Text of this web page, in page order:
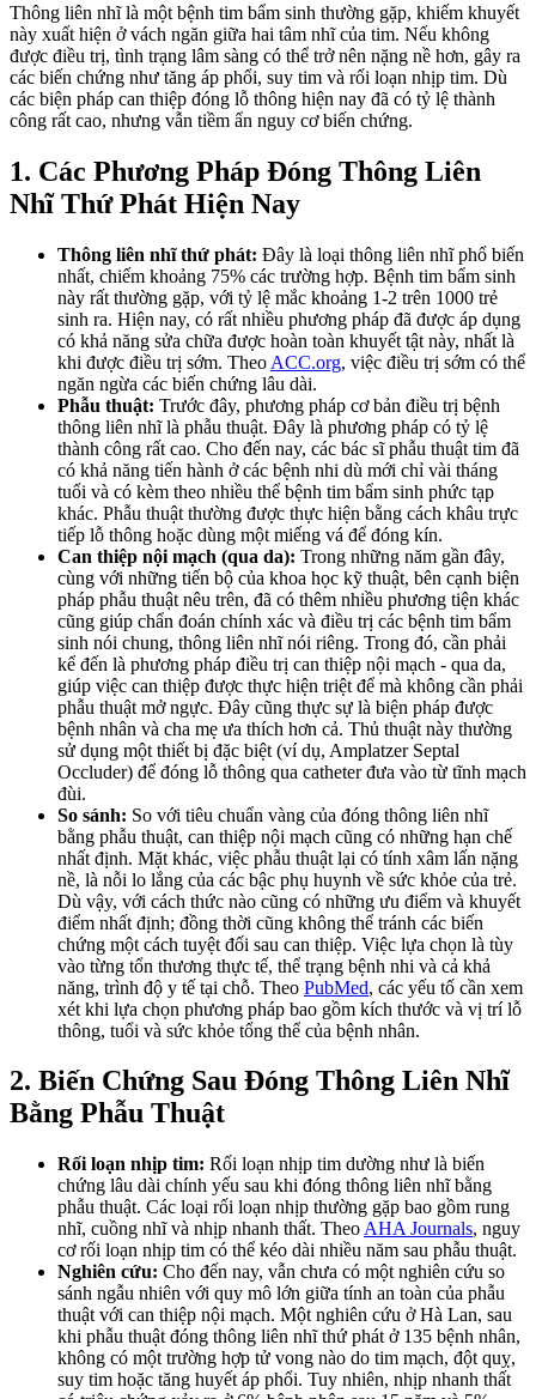
Thông liên nhĩ là một bệnh tim bẩm sinh thường gặp, khiếm khuyết
này xuất hiện ở vách ngăn giữa hai tâm nhĩ của tim. Nếu không
được điều trị, tình trạng lâm sàng có thể trở nên nặng nề hơn, gây ra
các biến chứng như tăng áp phổi, suy tim và rối loạn nhịp tim. Dù
các biện pháp can thiệp đóng lỗ thông hiện nay đã có tỷ lệ thành
công rất cao, nhưng vẫn tiềm ẩn nguy cơ biến chứng.
1. Các Phương Pháp Đóng Thông Liên
Nhĩ Thứ Phát Hiện Nay
Thông liên nhĩ thứ phát: Đây là loại thông liên nhĩ phổ biến
nhất, chiếm khoảng 75% các trường hợp. Bệnh tim bẩm sinh
này rất thường gặp, với tỷ lệ mắc khoảng 1-2 trên 1000 trẻ
sinh ra. Hiện nay, có rất nhiều phương pháp đã được áp dụng
có khả năng sửa chữa được hoàn toàn khuyết tật này, nhất là
khi được điều trị sớm. Theo ACC.org, việc điều trị sớm có thể
ngăn ngừa các biến chứng lâu dài.
Phẫu thuật: Trước đây, phương pháp cơ bản điều trị bệnh
thông liên nhĩ là phẫu thuật. Đây là phương pháp có tỷ lệ
thành công rất cao. Cho đến nay, các bác sĩ phẫu thuật tim đã
có khả năng tiến hành ở các bệnh nhi dù mới chỉ vài tháng
tuổi và có kèm theo nhiều thể bệnh tim bẩm sinh phức tạp
khác. Phẫu thuật thường được thực hiện bằng cách khâu trực
tiếp lỗ thông hoặc dùng một miếng vá để đóng kín.
Can thiệp nội mạch (qua da): Trong những năm gần đây,
cùng với những tiến bộ của khoa học kỹ thuật, bên cạnh biện
pháp phẫu thuật nêu trên, đã có thêm nhiều phương tiện khác
cũng giúp chẩn đoán chính xác và điều trị các bệnh tim bẩm
sinh nói chung, thông liên nhĩ nói riêng. Trong đó, cần phải
kể đến là phương pháp điều trị can thiệp nội mạch - qua da,
giúp việc can thiệp được thực hiện triệt để mà không cần phải
phẫu thuật mở ngực. Đây cũng thực sự là biện pháp được
bệnh nhân và cha mẹ ưa thích hơn cả. Thủ thuật này thường
sử dụng một thiết bị đặc biệt (ví dụ, Amplatzer Septal
Occluder) để đóng lỗ thông qua catheter đưa vào từ tĩnh mạch
đùi.
So sánh: So với tiêu chuẩn vàng của đóng thông liên nhĩ
bằng phẫu thuật, can thiệp nội mạch cũng có những hạn chế
nhất định. Mặt khác, việc phẫu thuật lại có tính xâm lấn nặng
nề, là nỗi lo lắng của các bậc phụ huynh về sức khỏe của trẻ.
Dù vậy, với cách thức nào cũng có những ưu điểm và khuyết
điểm nhất định; đồng thời cũng không thể tránh các biến
chứng một cách tuyệt đối sau can thiệp. Việc lựa chọn là tùy
vào từng tổn thương thực tế, thể trạng bệnh nhi và cả khả
năng, trình độ y tế tại chỗ. Theo PubMed, các yếu tố cần xem
xét khi lựa chọn phương pháp bao gồm kích thước và vị trí lỗ
thông, tuổi và sức khỏe tổng thể của bệnh nhân.
2. Biến Chứng Sau Đóng Thông Liên Nhĩ
Bằng Phẫu Thuật
Rối loạn nhịp tim: Rối loạn nhịp tim dường như là biến
chứng lâu dài chính yếu sau khi đóng thông liên nhĩ bằng
phẫu thuật. Các loại rối loạn nhịp thường gặp bao gồm rung
nhĩ, cuồng nhĩ và nhịp nhanh thất. Theo AHA Journals, nguy
cơ rối loạn nhịp tim có thể kéo dài nhiều năm sau phẫu thuật.
Nghiên cứu: Cho đến nay, vẫn chưa có một nghiên cứu so
sánh ngẫu nhiên với quy mô lớn giữa tính an toàn của phẫu
thuật với can thiệp nội mạch. Một nghiên cứu ở Hà Lan, sau
khi phẫu thuật đóng thông liên nhĩ thứ phát ở 135 bệnh nhân,
không có một trường hợp tử vong nào do tim mạch, đột quỵ,
suy tim hoặc tăng huyết áp phổi. Tuy nhiên, nhịp nhanh thất